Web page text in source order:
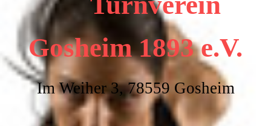
Gosheim1893 e.V.
Im Weiher 3, 78559 Gosheim